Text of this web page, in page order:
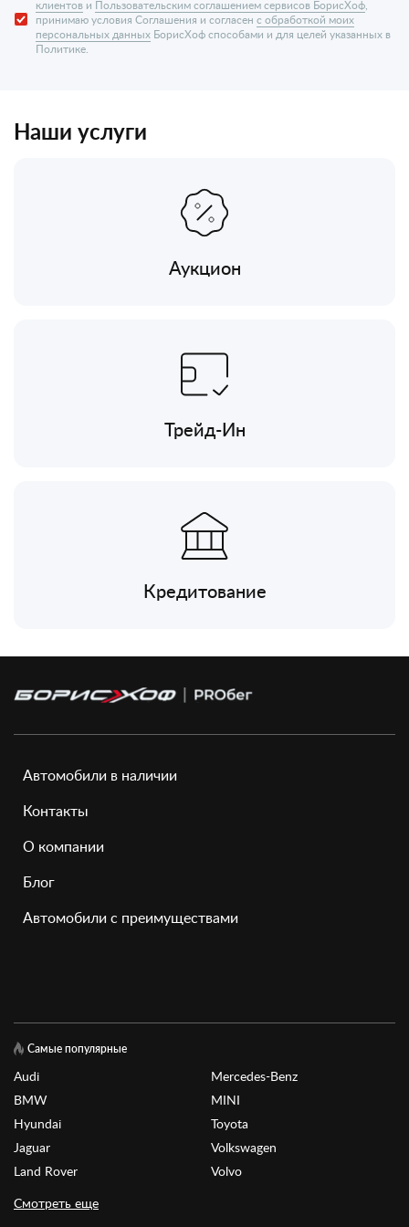
клиентов и Пользовательским соглашением сервисов БорисХоф
принимаю условия Соглашения и согласен с обработкой моих
персональных данных БорисХоф способами и для целей указанных в
Политике.
Наши услуги
Аукцион
Трейд-Ин
Кредитование
Автомобили в наличии
Контакты
О компании
Блог
Автомобили с преимуществами
Самые популярные
Audi
BMW
Hyundai
Jaguar
Land Rover
Mercedes-Benz
MINI
Toyota
Volkswagen
Volvo
Смотреть еще